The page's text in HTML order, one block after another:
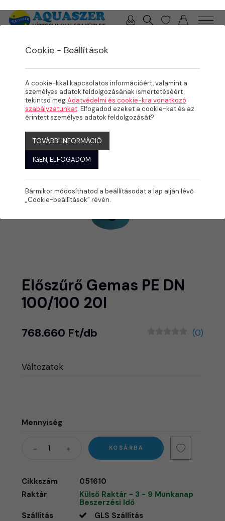
Előszűrő Gemas PE DN
100/100 20l
768.660 Ft/db (0)
Változatok
Mennyiség
KOSÁRBA
Cikkszám
051610
Raktár
Külső Raktár - 3 - 9 Munkanap
Beszerzési Idő
Szállítás
GLS Szállítás
Cookie - Beállítások
A cookie-kkal kapcsolatos információért, valamint a
személyes adatok feldolgozásának ismertetéséért
tekintsd megAdatvédelmi és cookie-kra vonatkozó
szabályzatunkat. Elfogadod ezeket a cookie-kat és az
érintett személyes adatok feldolgozását?
TOVÁBBI INFORMÁCIÓ
IGEN, ELFOGADOM
Bármikor módosíthatod a beállításodat a lap alján lévő
„Cookie-beállítások” révén.